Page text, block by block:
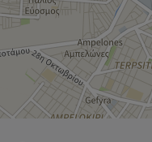
Υπηρεσίες
Νύχια
Πορτφόλιο